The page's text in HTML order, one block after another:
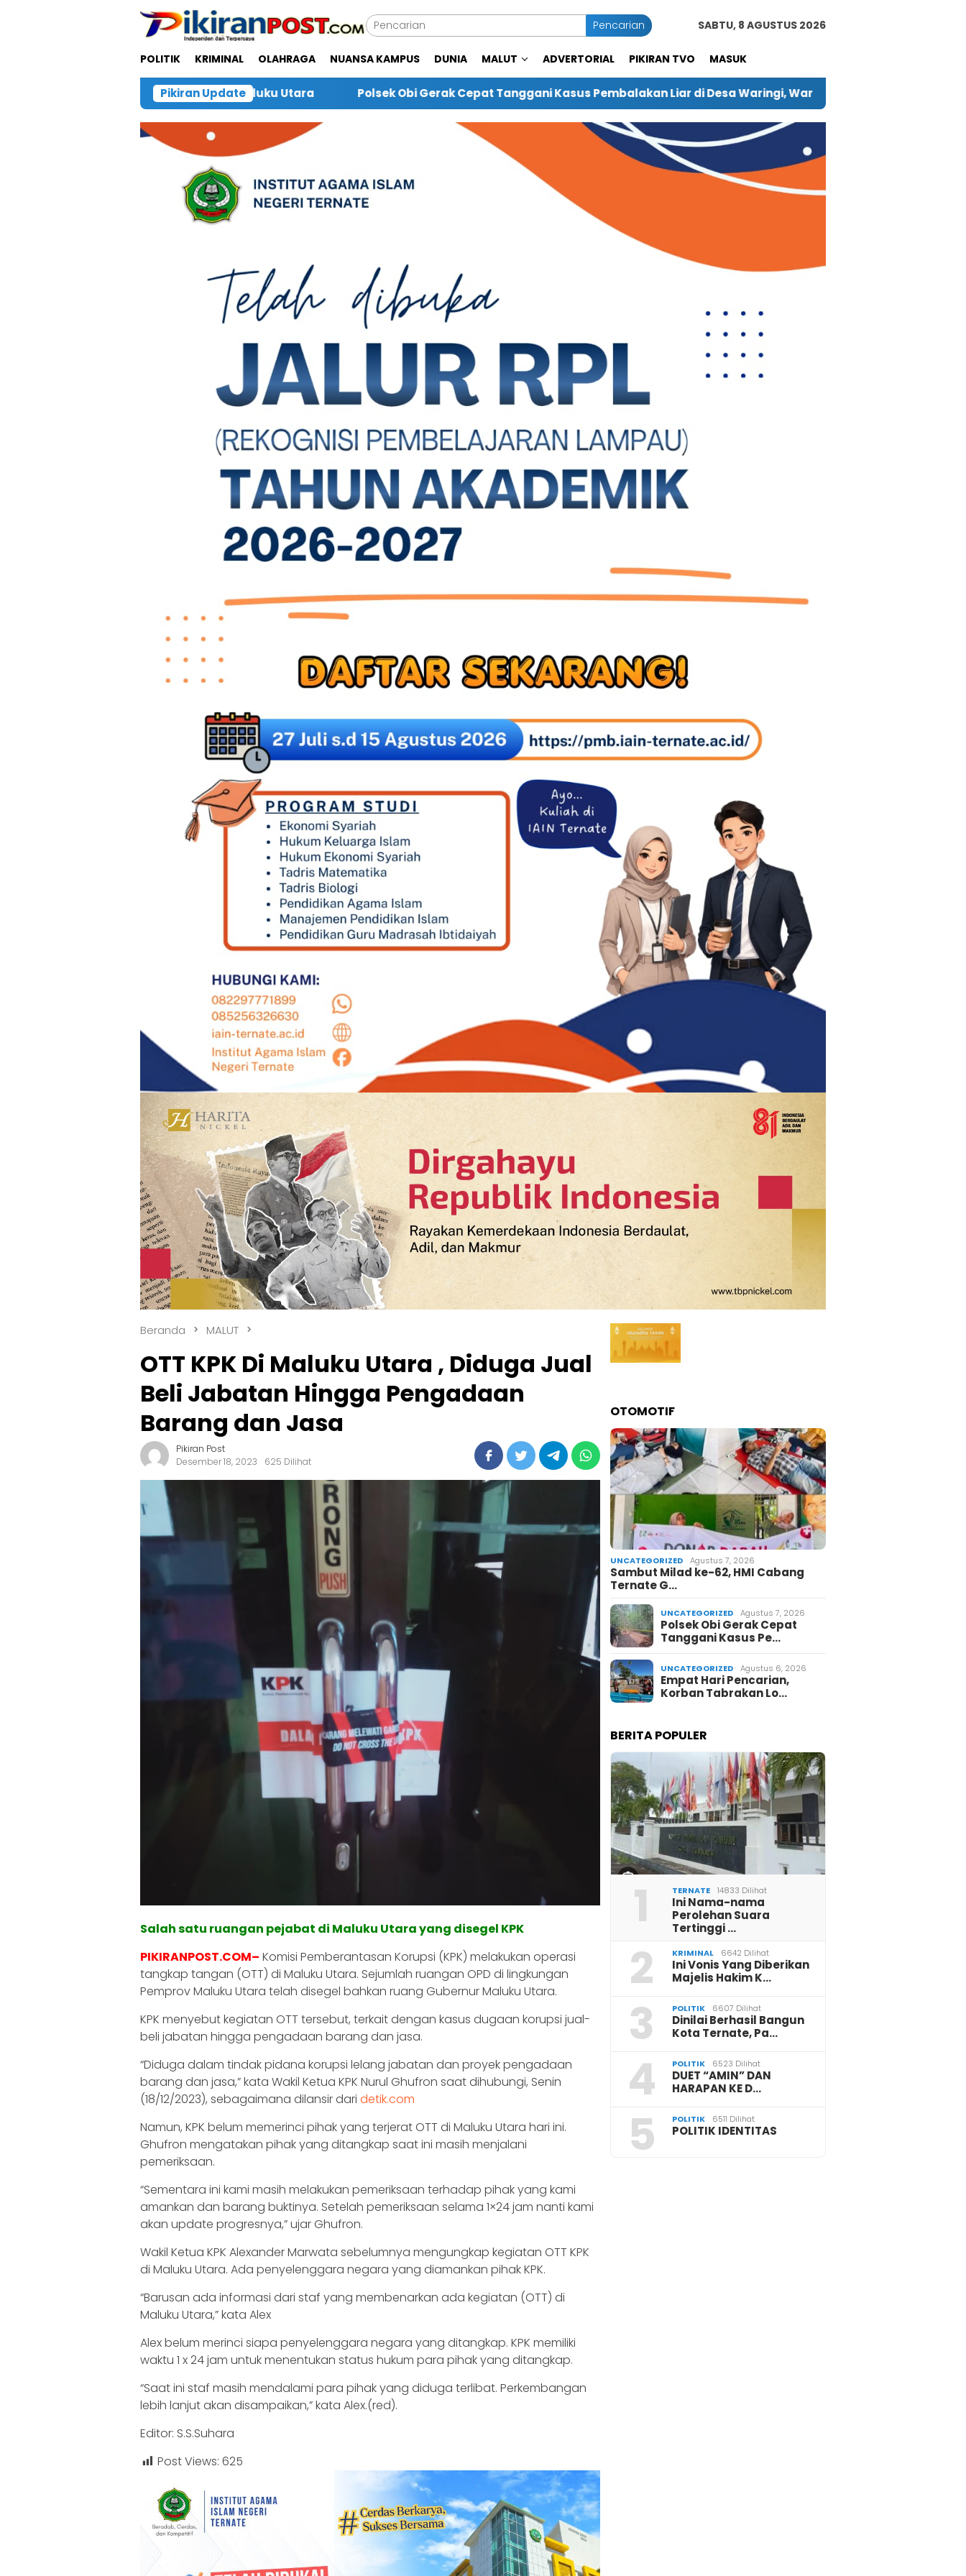
Pencarian SABTU, 8 AGUSTUS 2026
POLITIK KRIMINAL OLAHRAGA NUANSA KAMPUS DUNIA MALUT ADVERTORIAL PIKIRAN TVO MASUK
Pikiran Update
Polsek Obi Gerak Cepat Tanggani Kasus Pembalakan Liar di Desa Waringi, Warga Harap Pelaku Diberi Hukuman Berat
Beranda MALUT
OTT KPK Di Maluku Utara , Diduga Jual
Beli Jabatan Hingga Pengadaan
Barang dan Jasa
Pikiran Post
Desember 18, 2023
625 Dilihat
Salah satu ruangan pejabat di Maluku Utara yang disegel KPK
PIKIRANPOST.COM– Komisi Pemberantasan Korupsi (KPK) melakukan operasi
tangkap tangan (OTT) di Maluku Utara. Sejumlah ruangan OPD di lingkungan
Pemprov Maluku Utara telah disegel bahkan ruang Gubernur Maluku Utara.
KPK menyebut kegiatan OTT tersebut, terkait dengan kasus dugaan korupsi jual-
beli jabatan hingga pengadaan barang dan jasa.
“Diduga dalam tindak pidana korupsi lelang jabatan dan proyek pengadaan
barang dan jasa,” kata Wakil Ketua KPK Nurul Ghufron saat dihubungi, Senin
(18/12/2023), sebagaimana dilansir dari detik.com
Namun, KPK belum memerinci pihak yang terjerat OTT di Maluku Utara hari ini.
Ghufron mengatakan pihak yang ditangkap saat ini masih menjalani
pemeriksaan.
“Sementara ini kami masih melakukan pemeriksaan terhadap pihak yang kami
amankan dan barang buktinya. Setelah pemeriksaan selama 1×24 jam nanti kami
akan update progresnya,” ujar Ghufron.
Wakil Ketua KPK Alexander Marwata sebelumnya mengungkap kegiatan OTT KPK
di Maluku Utara. Ada penyelenggara negara yang diamankan pihak KPK.
“Barusan ada informasi dari staf yang membenarkan ada kegiatan (OTT) di
Maluku Utara,” kata Alex
Alex belum merinci siapa penyelenggara negara yang ditangkap. KPK memiliki
waktu 1 x 24 jam untuk menentukan status hukum para pihak yang ditangkap.
“Saat ini staf masih mendalami para pihak yang diduga terlibat. Perkembangan
lebih lanjut akan disampaikan,” kata Alex.(red).
Editor: S.S.Suhara
Post Views: 625
OTOMOTIF
UNCATEGORIZED Agustus 7, 2026
Sambut Milad ke-62, HMI Cabang
Ternate G…
UNCATEGORIZED Agustus 7, 2026
Polsek Obi Gerak Cepat
Tanggani Kasus Pe…
UNCATEGORIZED Agustus 6, 2026
Empat Hari Pencarian,
Korban Tabrakan Lo…
BERITA POPULER
1 TERNATE 14833 Dilihat
Ini Nama-nama
Perolehan Suara
Tertinggi …
2 KRIMINAL 6642 Dilihat
Ini Vonis Yang Diberikan
Majelis Hakim K…
3 POLITIK 6607 Dilihat
Dinilai Berhasil Bangun
Kota Ternate, Pa…
4 POLITIK 6523 Dilihat
DUET “AMIN” DAN
HARAPAN KE D…
5 POLITIK 6511 Dilihat
POLITIK IDENTITAS